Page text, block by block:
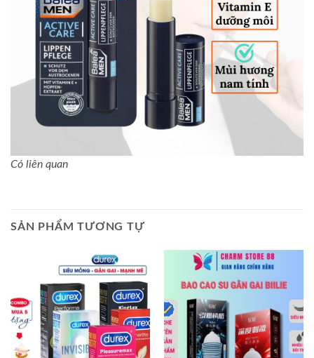
Có liên quan
SẢN PHẨM TƯƠNG TỰ